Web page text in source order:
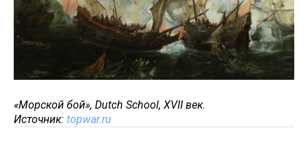
«Морской бой», Dutch School, XVII век.
Источник: topwar.ru